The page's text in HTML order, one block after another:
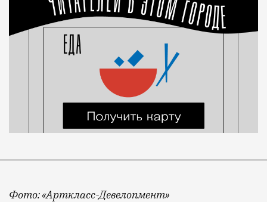
Фото: «Арткласс-Девелопмент»